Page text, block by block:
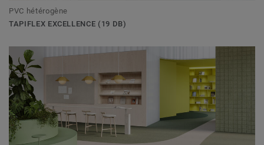
PVC hétérogène
TAPIFLEX EXCELLENCE (19 DB)